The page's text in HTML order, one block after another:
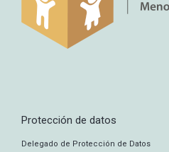
Protección de datos
Delegado de Protección de Datos